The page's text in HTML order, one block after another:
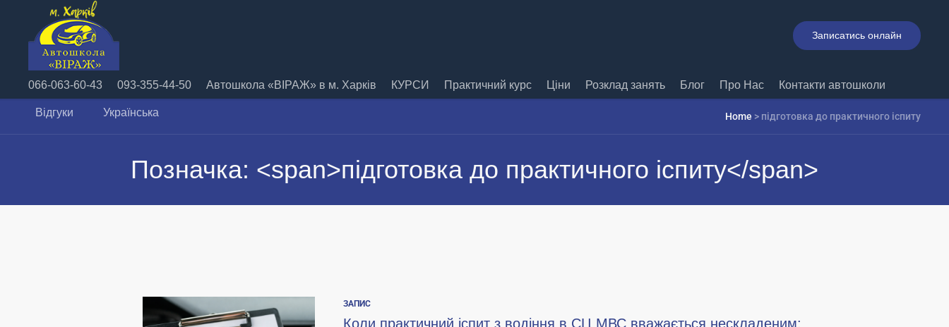
Записатись онлайн
066-063-60-43 093-355-44-50 Автошкола «ВІРАЖ» в м. Харків КУРСИ Практичний курс Ціни Розклад занять Блог Про Нас Контакти автошколи
Відгуки Українська Home > підготовка до практичного іспиту
Позначка: <span>підготовка до практичного іспиту</span>
ЗАПИС
Коли практичний іспит з водіння в СЦ МВС вважається нескладеним: